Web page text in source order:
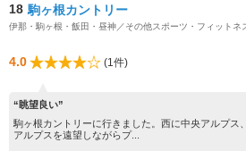
18 駒ヶ根カントリー
伊那・駒ヶ根・飯田・昼神／その他スポーツ・フィットネ
4.0 (1件)
“眺望良い”
駒ヶ根カントリーに行きました。西に中央アルプス
アルプスを遠望しながらプ...